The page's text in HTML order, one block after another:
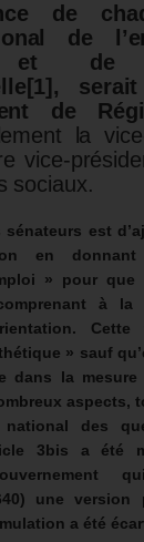
de
de
et de
[1] ,
de
la
vice-
sociaux.
sénateurs est
en
» pour que
à
Cette
» sauf
dans la
aspects,
des
3bis a été
une
a été